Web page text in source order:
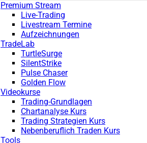
Premium Stream
Live-Trading
Livestream Termine
Aufzeichnungen
TradeLab
TurtleSurge
SilentStrike
Pulse Chaser
Golden Flow
Videokurse
Trading-Grundlagen
Chartanalyse Kurs
Trading Strategien Kurs
Nebenberuflich Traden Kurs
Tools